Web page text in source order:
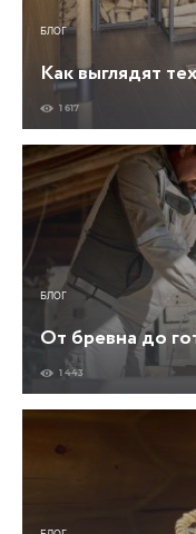
БЛОГ
Как выглядят
1 617
БЛОГ
От бревна до
1 443